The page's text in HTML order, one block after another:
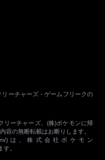
ーチャーズ・ゲームフリークの
リーチャーズ、(株)ポケモンに帰
容の無断転載はお断りします。
)は、株式会社ポケモン
。